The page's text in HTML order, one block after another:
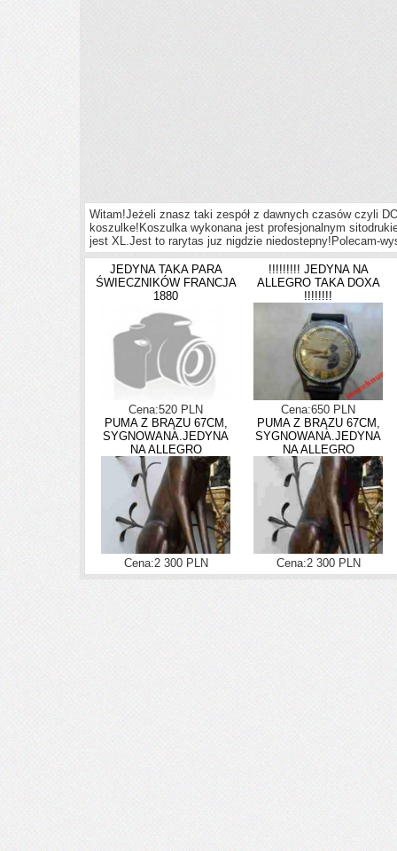
Witam!Jeżeli znasz taki zespół z dawnych czasów czyli
koszulke!Koszulka wykonana jest profesjonalnym
jest XL.Jest to rarytas juz nigdzie niedostepny!Polecam-
JEDYNA TAKA PARA
ŚWIECZNIKÓW FRANCJA
1880
Cena:520 PLN
!!!!!!!!! JEDYNA NA
ALLEGRO TAKA DOXA
!!!!!!!!
Cena:650 PLN
PUMA Z BRĄZU 67CM,
SYGNOWANA.JEDYNA
NA ALLEGRO
Cena:2 300 PLN
PUMA Z BRĄZU 67CM,
SYGNOWANA.JEDYNA
NA ALLEGRO
Cena:2 300 PLN